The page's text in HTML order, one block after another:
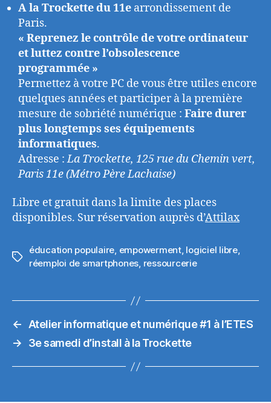
A la Trockette du 11e arrondissement de
Paris.
« Reprenez le contrôle de votre ordinateur
et luttez contre l’obsolescence
programmée »
Permettez à votre PC de vous être utiles encore
quelques années et participer à la première
mesure de sobriété numérique : Faire durer
plus longtemps ses équipements
informatiques.
Adresse :La Trockette, 125 rue du Chemin vert,
Paris 11e (Métro Père Lachaise)
Libre et gratuit dans la limite des places
disponibles. Sur réservation auprès d’Attilax
Étiquettes
éducation populaire, empowerment, logiciel libre,
réemploi de smartphones, ressourcerie
← Atelier informatique et numérique #1 à l’ETES
→
3e samedi d’install à la Trockette